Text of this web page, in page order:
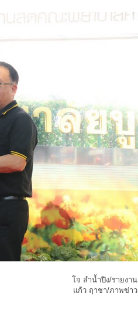
โจ ลำน้ำปิง/รายงาน
แก้ว ฤาชา/ภาพข่าว